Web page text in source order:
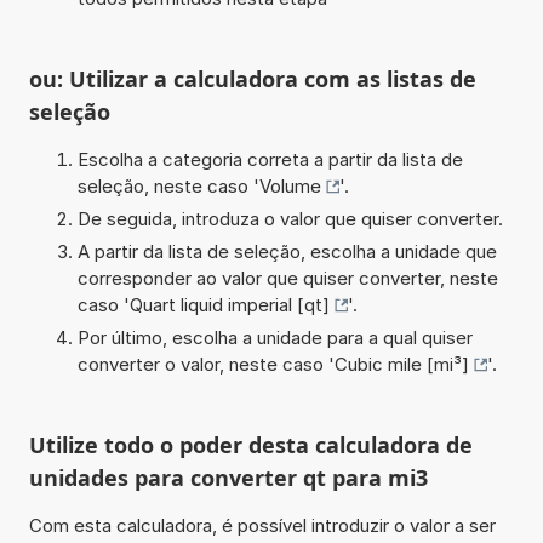
ou: Utilizar a calculadora com as listas de
seleção
Escolha a categoria correta a partir da lista de
seleção, neste caso 'Volume
'.
De seguida, introduza o valor que quiser converter.
A partir da lista de seleção, escolha a unidade que
corresponder ao valor que quiser converter, neste
caso 'Quart liquid imperial [qt]
'.
Por último, escolha a unidade para a qual quiser
converter o valor, neste caso 'Cubic mile [mi³] '.
Utilize todo o poder desta calculadora de
unidades para converter qt para mi3
Com esta calculadora, é possível introduzir o valor a ser